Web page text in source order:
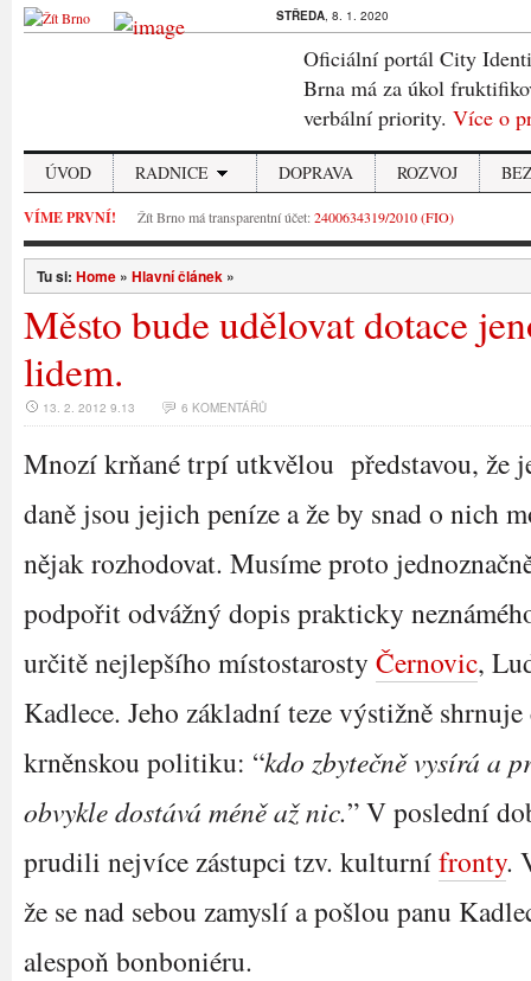
STŘEDA, 8. 1. 2020
Oficiální portál City
Brna má za úkol
verbální priority. Více o
ÚVOD RADNICE DOPRAVA ROZVOJ
VÍME PRVNÍ! Žít Brno má transparentní účet:2400634319/2010 (FIO)
Tu si: Home » Hlavní článek »
Město bude udělovat dotace
lidem.
13. 2. 2012 9.13 6 KOMENTÁŘŮ
Mnozí krňané trpí utkvělou představou, že
daně jsou jejich peníze a že by snad o nich
nějak rozhodovat. Musíme proto
podpořit odvážný dopis prakticky
určitě nejlepšího místostarosty Černovic,
Kadlece. Jeho základní teze výstižně
krněnskou politiku: “kdo zbytečně vysírá a
obvykle dostává méně až nic.” V poslední
prudili nejvíce zástupci tzv. kulturnífronty.
že se nad sebou zamyslí a pošlou panu
alespoň bonboniéru.